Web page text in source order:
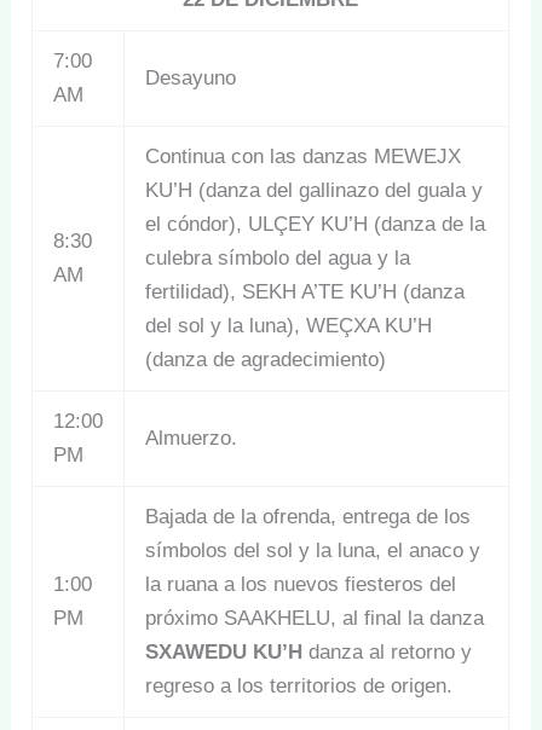
7:00
AM
Desayuno
8:30
AM
Continua con las danzas MEWEJX
KU’H (danza del gallinazo del guala y
el cóndor), ULÇEY KU’H (danza de la
culebra símbolo del agua y la
fertilidad), SEKH A’TE KU’H (danza
del sol y la luna), WEÇXA KU’H
(danza de agradecimiento)
12:00
PM
Almuerzo.
1:00
PM
Bajada de la ofrenda, entrega de los
símbolos del sol y la luna, el anaco y
la ruana a los nuevos fiesteros del
próximo SAAKHELU, al final la danza
SXAWEDU KU’H danza al retorno y
regreso a los territorios de origen.